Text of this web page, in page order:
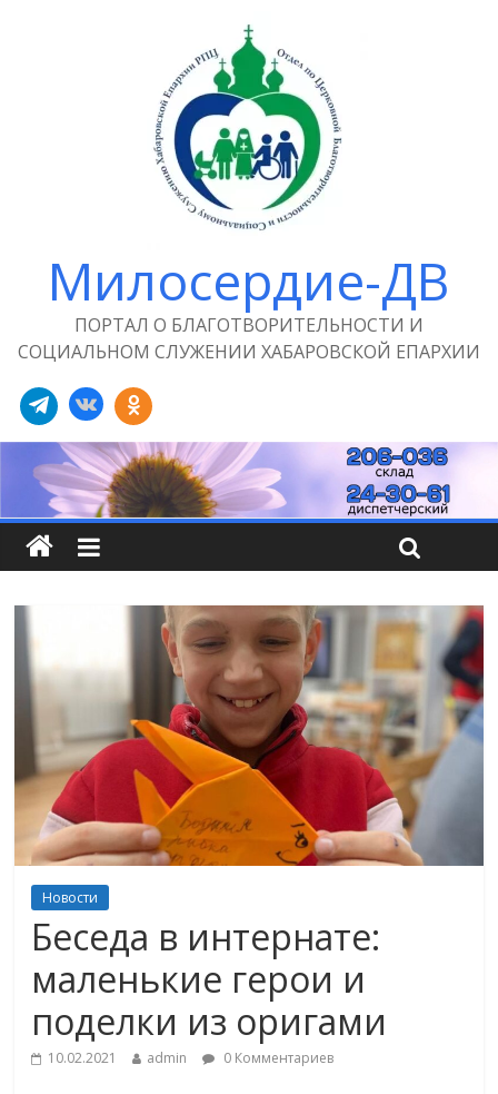
Милосердие-ДВ
ПОРТАЛ О БЛАГОТВОРИТЕЛЬНОСТИ И
СОЦИАЛЬНОМ СЛУЖЕНИИ ХАБАРОВСКОЙ ЕПАРХИИ
Новости
Беседа в интернате:
маленькие герои и
поделки из оригами
10.02.2021 admin 0 Комментариев